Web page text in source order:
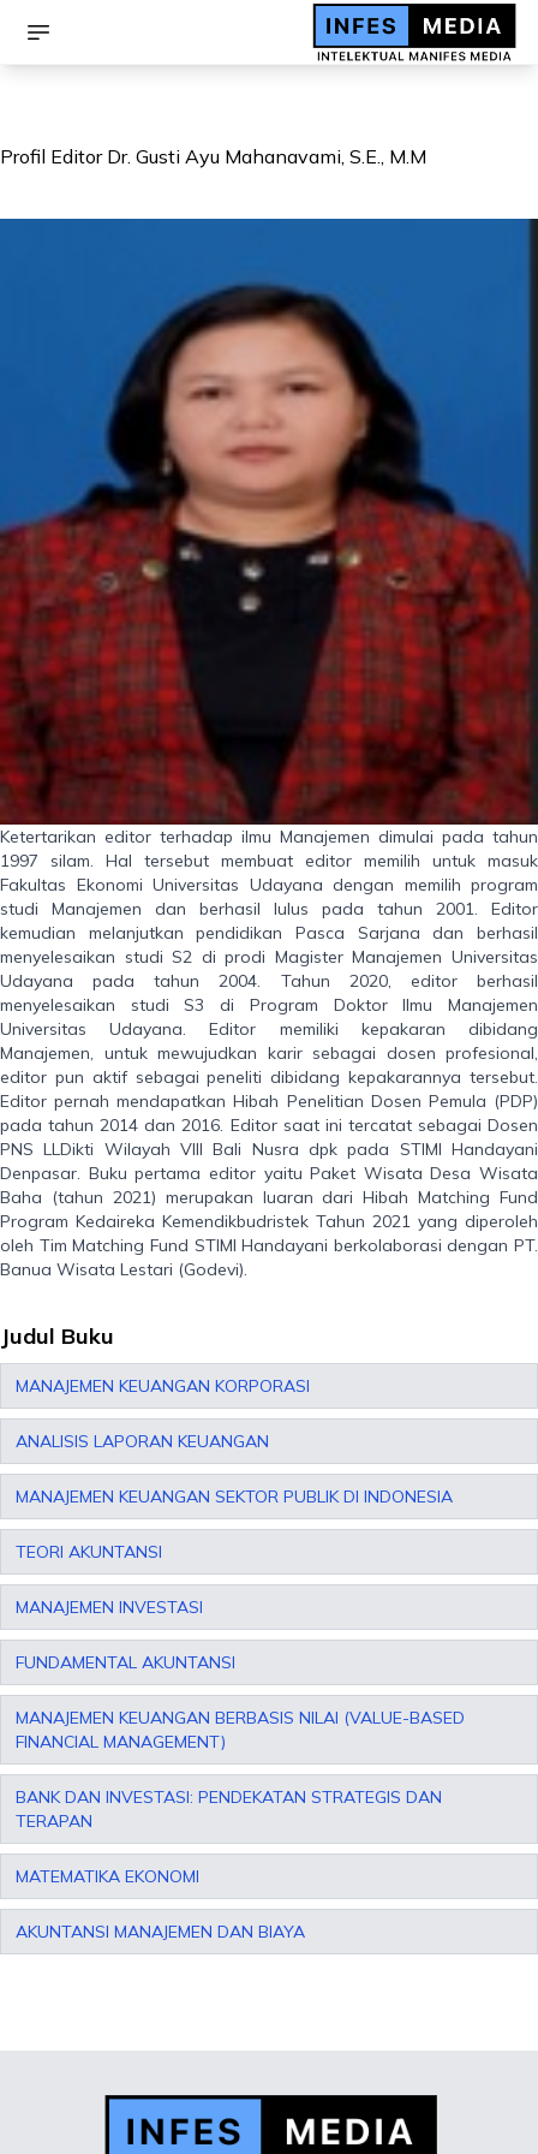
Profil Editor Dr. Gusti Ayu Mahanavami, S.E., M.M
Ketertarikan editor terhadap ilmu Manajemen dimulai pada tahun
1997 silam. Hal tersebut membuat editor memilih untuk masuk
Fakultas Ekonomi Universitas Udayana dengan memilih program
studi Manajemen dan berhasil lulus pada tahun 2001. Editor
kemudian melanjutkan pendidikan Pasca Sarjana dan berhasil
menyelesaikan studi S2 di prodi Magister Manajemen Universitas
Udayana pada tahun 2004. Tahun 2020, editor berhasil
menyelesaikan studi S3 di Program Doktor Ilmu Manajemen
Universitas Udayana. Editor memiliki kepakaran dibidang
Manajemen, untuk mewujudkan karir sebagai dosen profesional,
editor pun aktif sebagai peneliti dibidang kepakarannya tersebut.
Editor pernah mendapatkan Hibah Penelitian Dosen Pemula (PDP)
pada tahun 2014 dan 2016. Editor saat ini tercatat sebagai Dosen
PNS LLDikti Wilayah VIII Bali Nusra dpk pada STIMI Handayani
Denpasar. Buku pertama editor yaitu Paket Wisata Desa Wisata
Baha (tahun 2021) merupakan luaran dari Hibah Matching Fund
Program Kedaireka Kemendikbudristek Tahun 2021 yang diperoleh
oleh Tim Matching Fund STIMI Handayani berkolaborasi dengan PT.
Banua Wisata Lestari (Godevi).
Judul Buku
MANAJEMEN KEUANGAN KORPORASI
ANALISIS LAPORAN KEUANGAN
MANAJEMEN KEUANGAN SEKTOR PUBLIK DI INDONESIA
TEORI AKUNTANSI
MANAJEMEN INVESTASI
FUNDAMENTAL AKUNTANSI
MANAJEMEN KEUANGAN BERBASIS NILAI (VALUE-BASED
FINANCIAL MANAGEMENT)
BANK DAN INVESTASI: PENDEKATAN STRATEGIS DAN
TERAPAN
MATEMATIKA EKONOMI
AKUNTANSI MANAJEMEN DAN BIAYA